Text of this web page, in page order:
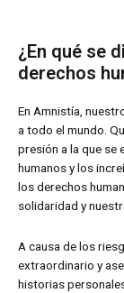
¿En qué se
derechos
En Amnistía,
a todo el mundo.
presión a la que se
humanos y los
los derechos
solidaridad y
A causa de los
extraordinario y
historias